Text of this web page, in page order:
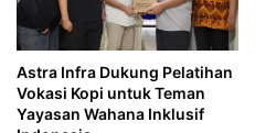
Astra Infra Dukung Pelatihan
Vokasi Kopi untuk Teman
Yayasan Wahana Inklusif